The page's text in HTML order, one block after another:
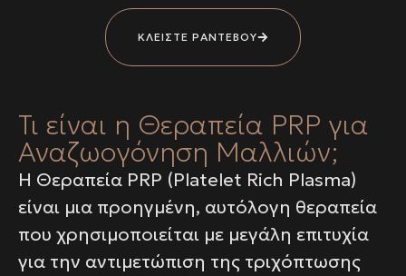
ΚΛΕΙΣΤΕ ΡΑΝΤΕΒΟΥ
Τι είναι η Θεραπεία PRP για
Αναζωογόνηση Μαλλιών;
Η Θεραπεία PRP (Platelet Rich Plasma)
είναι μια προηγμένη, αυτόλογη θεραπεία
που χρησιμοποιείται με μεγάλη επιτυχία
για την αντιμετώπιση της τριχόπτωσης